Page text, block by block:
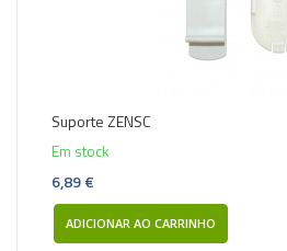
Suporte ZENSC
Em stock
6,89 €
ADICIONAR AO CARRINHO